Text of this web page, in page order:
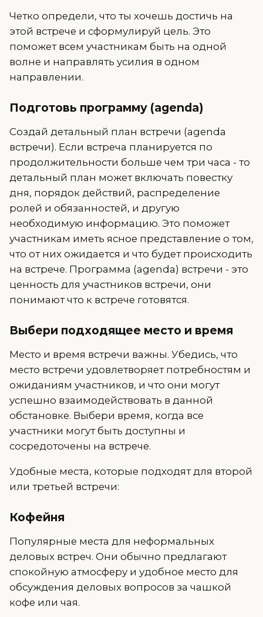
Четко определи, что ты хочешь достичь на
этой встрече и сформулируй цель. Это
поможет всем участникам быть на одной
волне и направлять усилия в одном
направлении.
Подготовь программу (agenda)
Создай детальный план встречи (agenda
встречи). Если встреча планируется по
продолжительности больше чем три часа - то
детальный план может включать повестку
дня, порядок действий, распределение
ролей и обязанностей, и другую
необходимую информацию. Это поможет
участникам иметь ясное представление о том,
что от них ожидается и что будет происходить
на встрече. Программа (agenda) встречи - это
ценность для участников встречи, они
понимают что к встрече готовятся.
Выбери подходящее место и время
Место и время встречи важны. Убедись, что
место встречи удовлетворяет потребностям и
ожиданиям участников, и что они могут
успешно взаимодействовать в данной
обстановке. Выбери время, когда все
участники могут быть доступны и
сосредоточены на встрече.
Удобные места, которые подходят для второй
или третьей встречи:
Кофейня
Популярные места для неформальных
деловых встреч. Они обычно предлагают
спокойную атмосферу и удобное место для
обсуждения деловых вопросов за чашкой
кофе или чая.